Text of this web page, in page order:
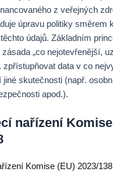
z veřejných
úpravu politiky směrem
údajů. Základním
zásada „co nejotevřenější,
zpřístupňovat data v co
jiné skutečnosti (např.
apod.).
nařízení
Komise (EU) 2023/